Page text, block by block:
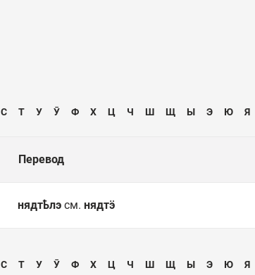
С Т У Ӯ Ф Х Ц Ч Ш Щ Ы Э Ю Я
Перевод
нядтҍлэ см. нядтӭ
С Т У Ӯ Ф Х Ц Ч Ш Щ Ы Э Ю Я